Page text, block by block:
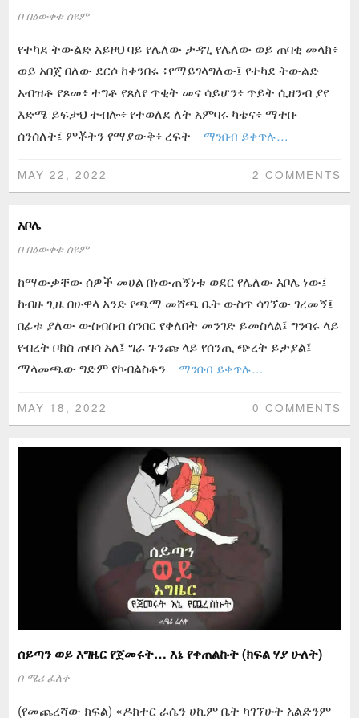
በበዕውቀቱ ስዩም
የተካደ ትውልድ አይዞህ ባይ የሌለው ታዳጊ የሌለው ወይ ጠባቂ መላክ፥
ወይ አበጀ በለው ደርሶ ከቀንበሩ ፥የማይገላግለው፤ የተካደ ትውልድ
አብዝቶ የጾመ፥ ተግቶ የጸለየ ጥቂት መና ሳይሆን፥ ጥይት ሲዘንብ ያየ
እድሜ ይፍታህ ተብሎ፥ የተወለደ ለት አምባሩ ካቴና፥ ማተቡ
ሰንሰለት፤ ምቾትን የማያውቅ፥ ረፍት
ማንበብ ይቀጥሉ…
MAY 22, 2022 2 COMMENTS
አቦሌ
በበዕውቀቱ ስዩም
ከማውቃቸው ሰዎች መሀል በነውጠኝነቱ ወደር የሌለው አቦሌ ነው፤
ከብዙ ጊዜ በሁዋላ አንድ የጫማ መሸጫ ቤት ውስጥ ሳገኘው ገረመኝ፤
በፊቱ ያለው ውስብስብ ሰንበር የቀለበት መንገድ ይመስላል፤ ግንባሩ ላይ
የብረት ቦክስ ጠባሳ አለ፤ ግራ ጉንጩ ላይ የሰንጢ ጭረት ይታያል፤
ማላመጫው ግድም የኮብልስቶን
ማንበብ ይቀጥሉ…
MAY 18, 2022 0 COMMENTS
ሰይጣን ወይ እግዜር የጀመሩት… እኔ የቀጠልኩት (ክፍል ሃያ ሁለት)
በ ሜሪ ፈለቀ
(የመጨረሻው ክፍል) «ዶክተር ራሴን ሀኪም ቤት ካገኘሁት አልድንም